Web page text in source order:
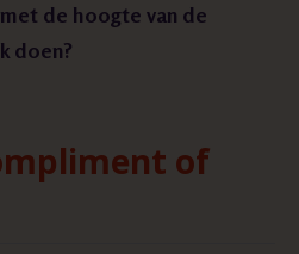
de hoogte van de
doen?
of